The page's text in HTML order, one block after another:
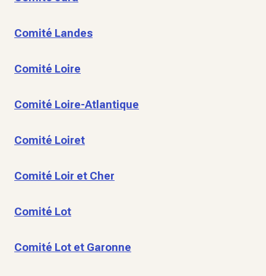
Comité Landes
Comité Loire
Comité Loire-Atlantique
Comité Loiret
Comité Loir et Cher
Comité Lot
Comité Lot et Garonne